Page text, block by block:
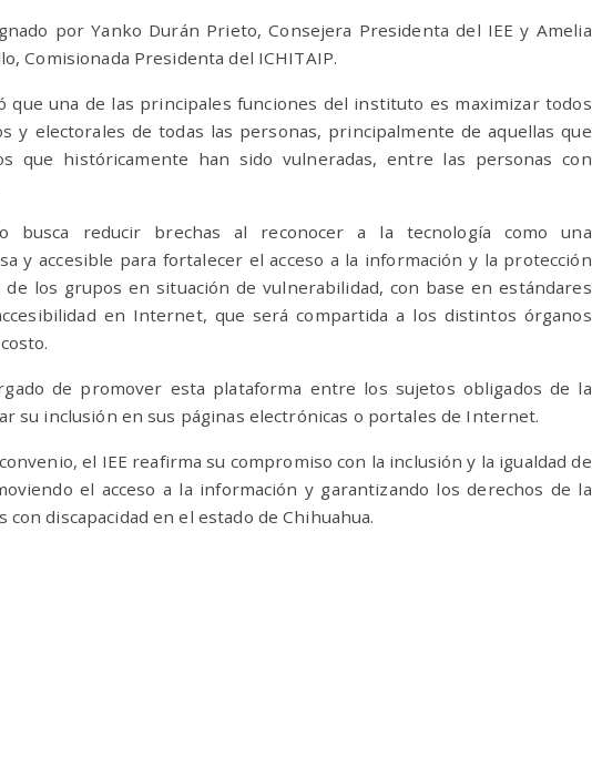
por Yanko Durán Prieto, Consejera Presidenta del IEE y Amelia
Comisionada Presidenta del ICHITAIP.
que una de las principales funciones del instituto es maximizar todos
y electorales de todas las personas, principalmente de aquellas que
que históricamente han sido vulneradas, entre las personas con
busca reducir brechas al reconocer a la tecnología como una
y accesible para fortalecer el acceso a la información y la protección
los grupos en situación de vulnerabilidad, con base en estándares
en Internet, que será compartida a los distintos órganos
de promover esta plataforma entre los sujetos obligados de la
su inclusión en sus páginas electrónicas o portales de Internet.
el IEE reafirma su compromiso con la inclusión y la igualdad de
el acceso a la información y garantizando los derechos de la
con discapacidad en el estado de Chihuahua.